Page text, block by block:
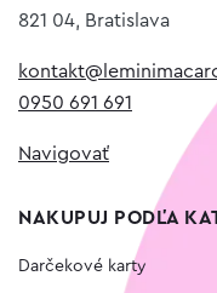
821 04, Bratislava
0950 691 691
Navigovať
NAKUPUJ PODĽA
Darčekové karty